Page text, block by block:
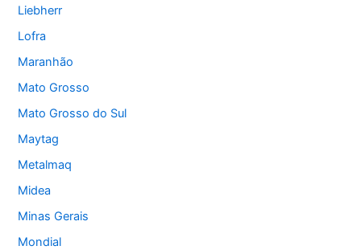
Liebherr
Lofra
Maranhão
Mato Grosso
Mato Grosso do Sul
Maytag
Metalmaq
Midea
Minas Gerais
Mondial